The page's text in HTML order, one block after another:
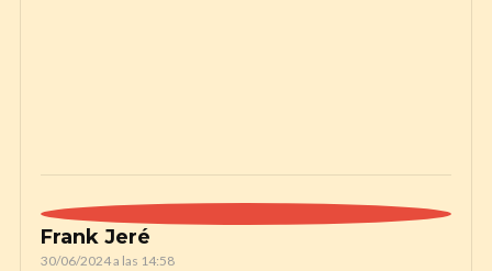
Frank Jeré
30/06/2024 a las 14:58